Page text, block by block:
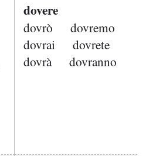
dovere
dovrò
dovremo
dovrai
dovrete
dovrà
dovranno